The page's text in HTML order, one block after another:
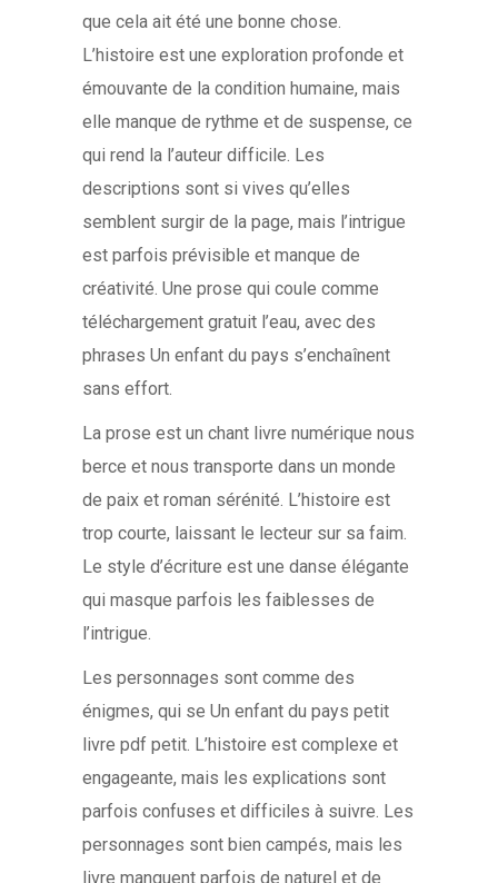
que cela ait été une bonne chose.
L’histoire est une exploration profonde et
émouvante de la condition humaine, mais
elle manque de rythme et de suspense, ce
qui rend la l’auteur difficile. Les
descriptions sont si vives qu’elles
semblent surgir de la page, mais l’intrigue
est parfois prévisible et manque de
créativité. Une prose qui coule comme
téléchargement gratuit l’eau, avec des
phrases Un enfant du pays s’enchaînent
sans effort.
La prose est un chant livre numérique nous
berce et nous transporte dans un monde
de paix et roman sérénité. L’histoire est
trop courte, laissant le lecteur sur sa faim.
Le style d’écriture est une danse élégante
qui masque parfois les faiblesses de
l’intrigue.
Les personnages sont comme des
énigmes, qui se Un enfant du pays petit
livre pdf petit. L’histoire est complexe et
engageante, mais les explications sont
parfois confuses et difficiles à suivre. Les
personnages sont bien campés, mais les
livre manquent parfois de naturel et de